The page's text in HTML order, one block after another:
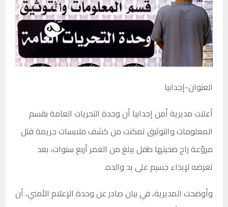
العنوان-إجدابيا
أعلنت مديرية أمن إجدابيا أن وحدة التحريات العامة بقسم
المعلومات والتوثيق تمكنت من كشف ملابسات جريمة قتل
مروّعة راح ضحيتها طفل يبلغ من العمر أربع سنوات، بعد
تعرضه لإيذاء جسيم على يد والده.
وأوضحت المديرية، في بيان صادر عن وحدة الإعلام الأمني، أن